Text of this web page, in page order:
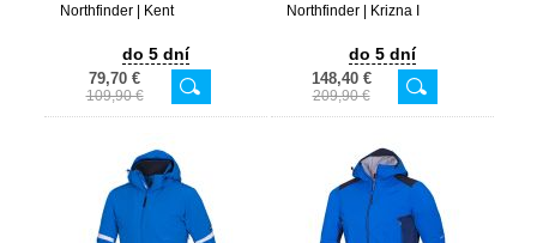
Northfinder | Kent
do 5 dní
79,70 €
109,90 €
Northfinder | Krizna I
do 5 dní
148,40 €
209,90 €